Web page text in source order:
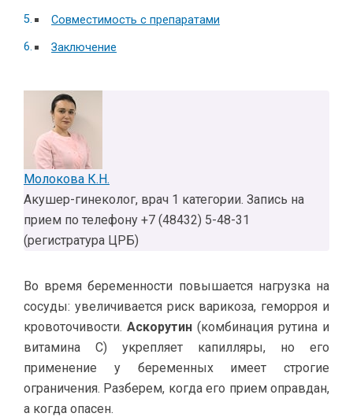
Совместимость с препаратами
Заключение
Молокова К.Н.
Акушер-гинеколог, врач 1 категории. Запись на
прием по телефону +7 (48432) 5-48-31
(регистратура ЦРБ)
Во время беременности повышается нагрузка на
сосуды: увеличивается риск варикоза, геморроя и
кровоточивости. Аскорутин (комбинация рутина и
витамина С) укрепляет капилляры, но его
применение у беременных имеет строгие
ограничения. Разберем, когда его прием оправдан,
а когда опасен.